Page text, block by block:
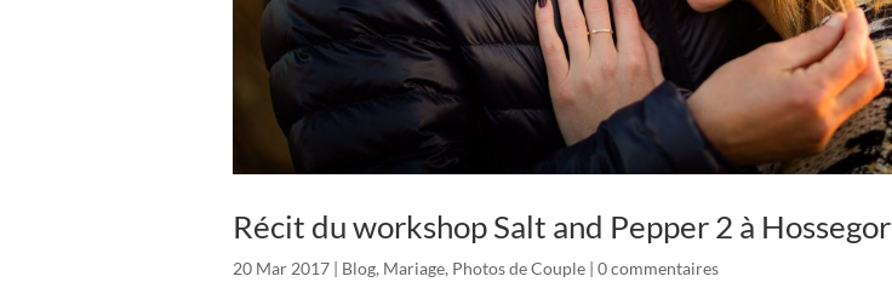
Récit du workshop Salt and Pepper 2 à Hossegor
20 Mar 2017 | Blog, Mariage, Photos de Couple | 0 commentaires